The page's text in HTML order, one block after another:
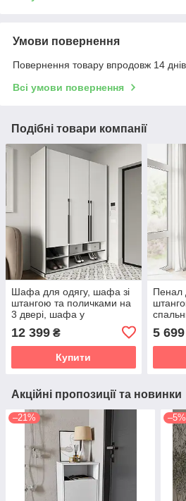
Умови повернення
Повернення товару впродовж 14
Всі умови повернення
Подібні товари компанії
Шафа для одягу, шафа зі
штангою та поличками на
3 двері, шафа у
12 399 ₴
Купити
Пенал
5 699
Акційні пропозиції та новинки
–21% –5%